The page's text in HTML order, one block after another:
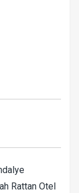
Rattan Otel